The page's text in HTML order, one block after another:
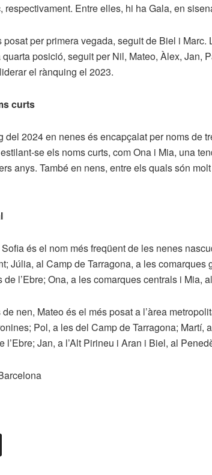
respectivament. Entre elles, hi ha Gala, en
posat per primera vegada, seguit de Biel i
posició, seguit per Nil, Mateo, Àlex, Jan,
el rànquing el 2023.
curts
del 2024 en nenes és encapçalat per noms de
se els noms curts, com Ona i Mia, una
anys. També en nens, entre els quals són
és el nom més freqüent de les nenes
Júlia, al Camp de Tarragona, a les comarques
de l’Ebre; Ona, a les comarques centrals i Mia,
nen, Mateo és el més posat a l’àrea
Pol, a les del Camp de Tarragona; Martí,
l’Ebre; Jan, a l’Alt Pirineu i Aran i Biel, al